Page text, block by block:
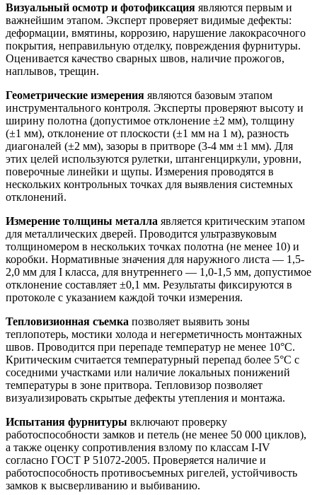
Визуальный осмотр и фотофиксация являются первым и
важнейшим этапом. Эксперт проверяет видимые дефекты:
деформации, вмятины, коррозию, нарушение лакокрасочного
покрытия, неправильную отделку, повреждения фурнитуры.
Оценивается качество сварных швов, наличие прожогов,
наплывов, трещин.
Геометрические измерения являются базовым этапом
инструментального контроля. Эксперты проверяют высоту и
ширину полотна (допустимое отклонение ±2 мм), толщину
(±1 мм), отклонение от плоскости (±1 мм на 1 м), разность
диагоналей (±2 мм), зазоры в притворе (3-4 мм ±1 мм). Для
этих целей используются рулетки, штангенциркули, уровни,
поверочные линейки и щупы. Измерения проводятся в
нескольких контрольных точках для выявления системных
отклонений.
Измерение толщины металла является критическим этапом
для металлических дверей. Проводится ультразвуковым
толщиномером в нескольких точках полотна (не менее 10) и
коробки. Нормативные значения для наружного листа — 1,5-
2,0 мм для I класса, для внутреннего — 1,0-1,5 мм, допустимое
отклонение составляет ±0,1 мм. Результаты фиксируются в
протоколе с указанием каждой точки измерения.
Тепловизионная съемка позволяет выявить зоны
теплопотерь, мостики холода и негерметичность монтажных
швов. Проводится при перепаде температур не менее 10°C.
Критическим считается температурный перепад более 5°C с
соседними участками или наличие локальных понижений
температуры в зоне притвора. Тепловизор позволяет
визуализировать скрытые дефекты утепления и монтажа.
Испытания фурнитуры включают проверку
работоспособности замков и петель (не менее 50 000 циклов),
а также оценку сопротивления взлому по классам I-IV
согласно ГОСТ Р 51072-2005. Проверяется наличие и
работоспособность противосъемных ригелей, устойчивость
замков к высверливанию и выбиванию.